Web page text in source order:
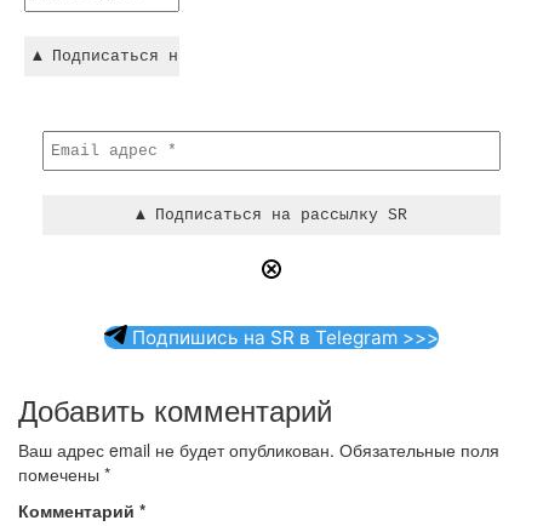
Подпишись на SR в Telegram >>>
Добавить комментарий
Ваш адрес email не будет опубликован. Обязательные поля
помечены *
Комментарий *